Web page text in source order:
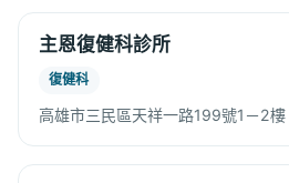
主恩復健科診所
復健科
高雄市三民區天祥一路199號1－2樓